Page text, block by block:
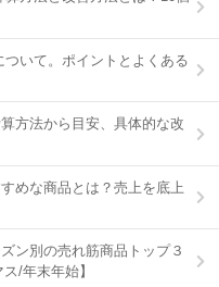
いて。ポイントとよくある
方法から目安、具体的な改
めな商品とは？売上を底上
ン別の売れ筋商品トップ３
/年末年始】